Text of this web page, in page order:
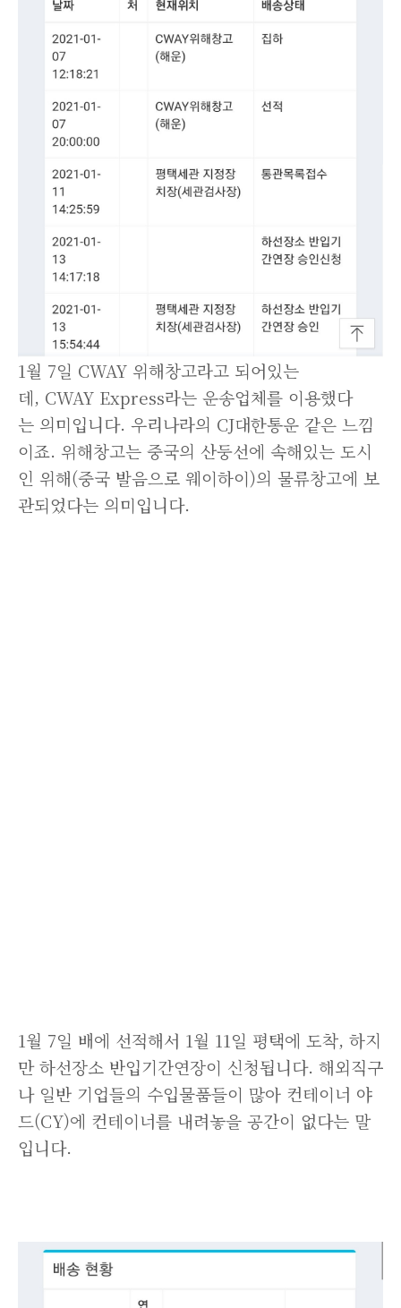
1월 7일 CWAY 위해창고라고 되어있는
데, CWAY Express라는 운송업체를 이용했다
는 의미입니다. 우리나라의 CJ대한통운 같은 느낌
이죠. 위해창고는 중국의 산둥선에 속해있는 도시
인 위해(중국 발음으로 웨이하이)의 물류창고에 보
관되었다는 의미입니다.
1월 7일 배에 선적해서 1월 11일 평택에 도착, 하지
만 하선장소 반입기간연장이 신청됩니다. 해외직구
나 일반 기업들의 수입물품들이 많아 컨테이너 야
드(CY)에 컨테이너를 내려놓을 공간이 없다는 말
입니다.